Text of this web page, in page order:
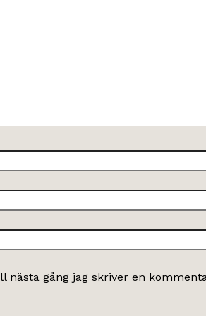
nästa gång jag skriver en